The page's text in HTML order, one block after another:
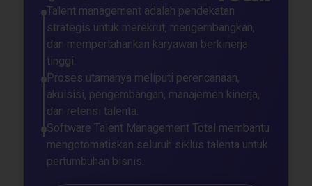
Talent management adalah pendekatan
strategis untuk merekrut, mengembangkan,
dan mempertahankan karyawan berkinerja
tinggi.
Proses utamanya meliputi perencanaan,
akuisisi, pengembangan, manajemen kinerja,
dan retensi talenta.
Software Talent Management Total membantu
mengotomatiskan seluruh siklus talenta untuk
pertumbuhan bisnis.